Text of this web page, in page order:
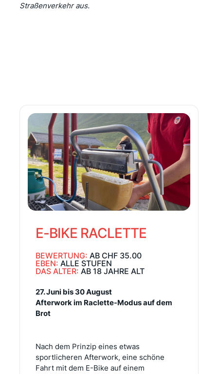
Straßenverkehr aus.
E-BIKE RACLETTE
BEWERTUNG: AB CHF 35.00
EBEN: ALLE STUFEN
DAS ALTER: AB 18 JAHRE ALT
27. Juni bis 30 August
Afterwork im Raclette-Modus auf dem
Brot
Nach dem Prinzip eines etwas
sportlicheren Afterwork, eine schöne
Fahrt mit dem E-Bike auf einem